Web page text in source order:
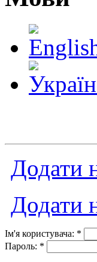
Додати
Додати
Ім'я користувача: *
Пароль: *